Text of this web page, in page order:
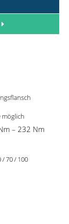
möglich
– 232 Nm
/ 70 / 100